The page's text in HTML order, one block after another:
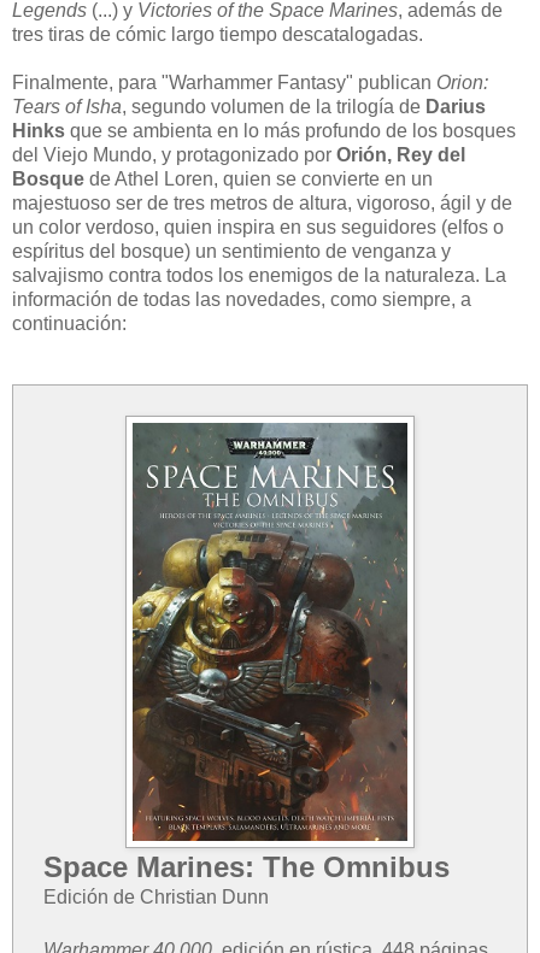
Legends (...) y Victories of the Space Marines, además de
tres tiras de cómic largo tiempo descatalogadas.
Finalmente, para "Warhammer Fantasy" publican Orion:
Tears of Isha, segundo volumen de la trilogía de Darius
Hinks que se ambienta en lo más profundo de los bosques
del Viejo Mundo, y protagonizado por Orión, Rey del
Bosque de Athel Loren, quien se convierte en un
majestuoso ser de tres metros de altura, vigoroso, ágil y de
un color verdoso, quien inspira en sus seguidores (elfos o
espíritus del bosque) un sentimiento de venganza y
salvajismo contra todos los enemigos de la naturaleza. La
información de todas las novedades, como siempre, a
continuación:
Space Marines: The Omnibus
Edición de Christian Dunn